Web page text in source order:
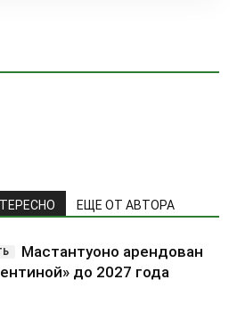
ЕЩЕ ОТ АВТОРА
Мастантуоно арендован
до 2027 года